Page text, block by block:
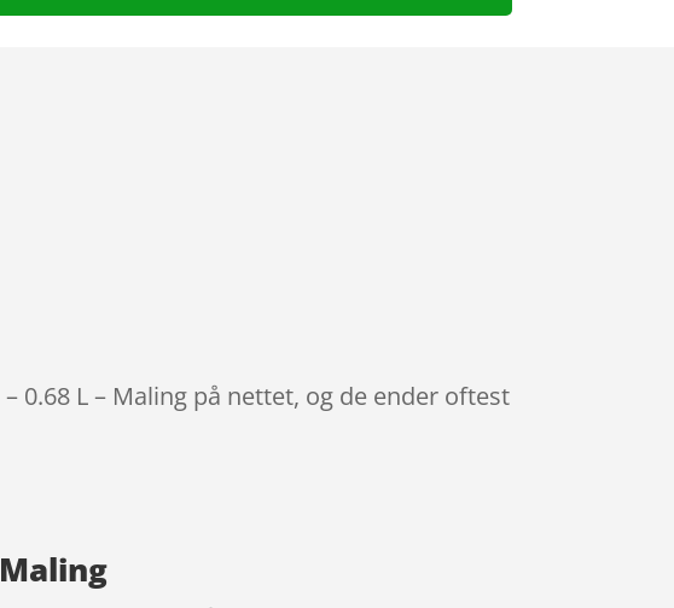
0.68 L – Maling på nettet, og de ender oftest